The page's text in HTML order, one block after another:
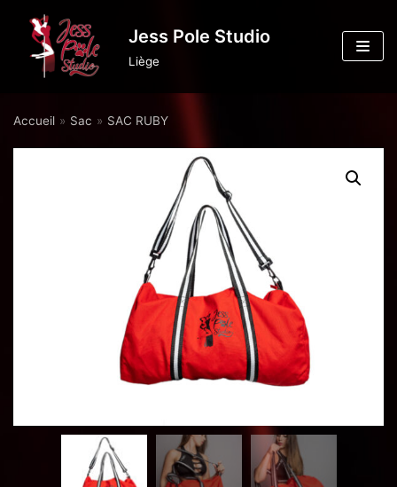
Aller
au
contenu
Jess Pole Studio
Liège
Accueil » Sac » SAC RUBY